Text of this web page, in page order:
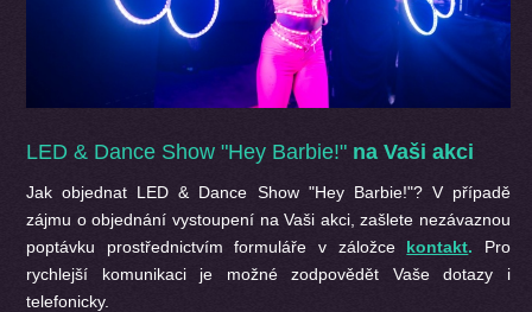
LED & Dance Show "Hey Barbie!" na Vaši akci
Jak objednat LED & Dance Show "Hey Barbie!"? V případě
zájmu o objednání vystoupení na Vaši akci, zašlete nezávaznou
poptávku prostřednictvím formuláře v záložce kontakt. Pro
rychlejší komunikaci je možné zodpovědět Vaše dotazy i
telefonicky.